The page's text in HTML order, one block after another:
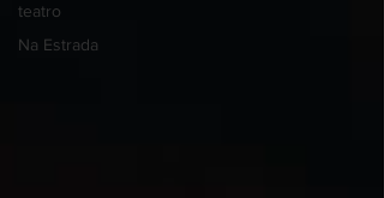
teatro
Na Estrada